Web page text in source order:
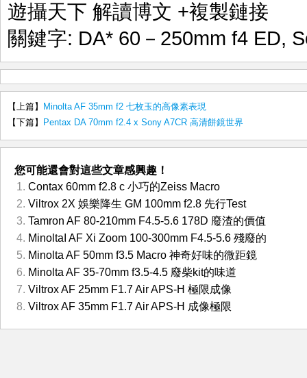
遊攝天下 解讀博文 +複製鏈接
關鍵字: DA* 60－250mm f4 ED,
【上篇】
Minolta AF 35mm f2 七枚玉的高像素表現
【下篇】
Pentax DA 70mm f2.4 x Sony A7CR 高清餅鏡世界
您可能還會對這些文章感興趣！
Contax 60mm f2.8 c 小巧的Zeiss Macro
Viltrox 2X 娛樂降生 GM 100mm f2.8 先行Test
Tamron AF 80-210mm F4.5-5.6 178D 廢渣的價值
MinoltaI AF Xi Zoom 100-300mm F4.5-5.6 殘廢的
Minolta AF 50mm f3.5 Macro 神奇好味的微距鏡
Minolta AF 35-70mm f3.5-4.5 廢柴kit的味道
Viltrox AF 25mm F1.7 Air APS-H 極限成像
Viltrox AF 35mm F1.7 Air APS-H 成像極限